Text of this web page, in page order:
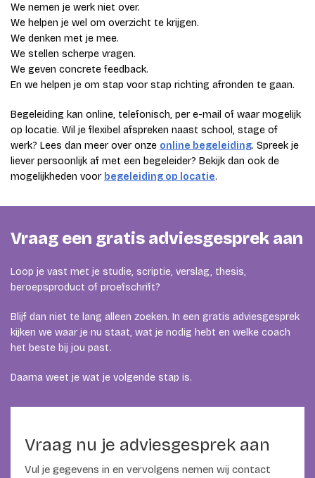
We nemen je werk niet over.
We helpen je wel om overzicht te krijgen.
We denken met je mee.
We stellen scherpe vragen.
We geven concrete feedback.
En we helpen je om stap voor stap richting afronden te gaan.
Begeleiding kan online, telefonisch, per e-mail of waar mogelijk
op locatie. Wil je flexibel afspreken naast school, stage of
werk? Lees dan meer over onze online begeleiding. Spreek je
liever persoonlijk af met een begeleider? Bekijk dan ook de
mogelijkheden voor begeleiding op locatie.
Vraag een gratis adviesgesprek aan
Loop je vast met je studie, scriptie, verslag, thesis,
beroepsproduct of proefschrift?
Blijf dan niet te lang alleen zoeken. In een gratis adviesgesprek
kijken we waar je nu staat, wat je nodig hebt en welke coach
het beste bij jou past.
Daarna weet je wat je volgende stap is.
Vraag nu je adviesgesprek aan
Vul je gegevens in en vervolgens nemen wij contact